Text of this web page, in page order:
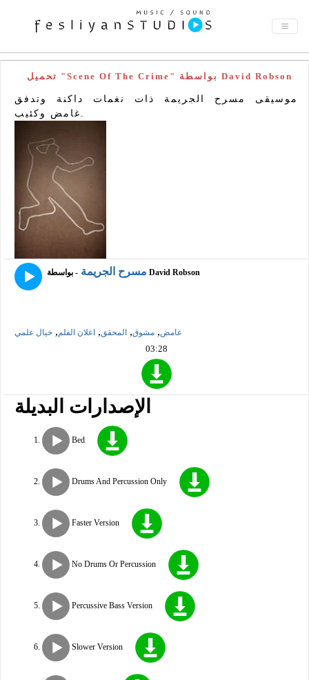
تحميل "Scene Of The Crime" بواسطة David Robson
موسيقى مسرح الجريمة ذات نغمات داكنة وتدفق
غامض وكئيب.
مسرح الجريمة - بواسطة David Robson
غامض, مشوق, المحقق, اعلان الفلم, خيال علمي
03:28
الإصدارات البديلة
Bed
Drums And Percussion Only
Faster Version
No Drums Or Percussion
Percussive Bass Version
Slower Version